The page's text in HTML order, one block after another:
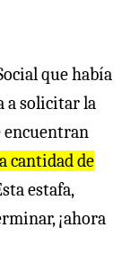
que había
a solicitar la
encuentran
cantidad de
estafa,
¡ahora